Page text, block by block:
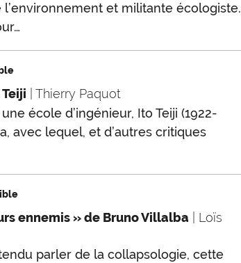
et militante écologiste.
| Thierry Paquot
école d’ingénieur, Ito Teiji (1922-
avec lequel, et d’autres critiques
ennemis » de Bruno Villalba | Loïs
parler de la collapsologie, cette